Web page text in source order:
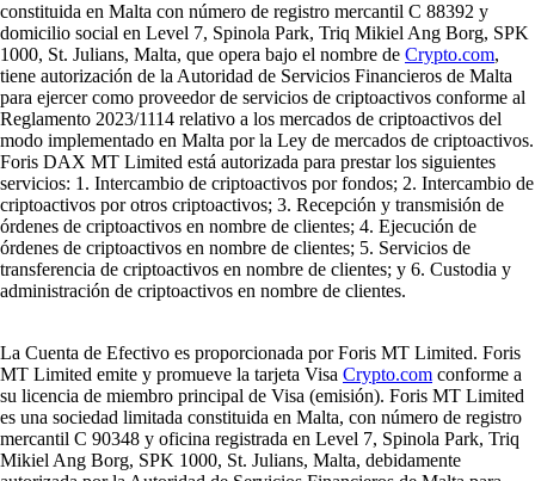
constituida en Malta con número de registro mercantil C 88392 y
domicilio social en Level 7, Spinola Park, Triq Mikiel Ang Borg, SPK
1000, St. Julians, Malta, que opera bajo el nombre de Crypto.com,
tiene autorización de la Autoridad de Servicios Financieros de Malta
para ejercer como proveedor de servicios de criptoactivos conforme al
Reglamento 2023/1114 relativo a los mercados de criptoactivos del
modo implementado en Malta por la Ley de mercados de criptoactivos.
Foris DAX MT Limited está autorizada para prestar los siguientes
servicios: 1. Intercambio de criptoactivos por fondos; 2. Intercambio de
criptoactivos por otros criptoactivos; 3. Recepción y transmisión de
órdenes de criptoactivos en nombre de clientes; 4. Ejecución de
órdenes de criptoactivos en nombre de clientes; 5. Servicios de
transferencia de criptoactivos en nombre de clientes; y 6. Custodia y
administración de criptoactivos en nombre de clientes.
La Cuenta de Efectivo es proporcionada por Foris MT Limited. Foris
MT Limited emite y promueve la tarjeta Visa Crypto.com conforme a
su licencia de miembro principal de Visa (emisión). Foris MT Limited
es una sociedad limitada constituida en Malta, con número de registro
mercantil C 90348 y oficina registrada en Level 7, Spinola Park, Triq
Mikiel Ang Borg, SPK 1000, St. Julians, Malta, debidamente